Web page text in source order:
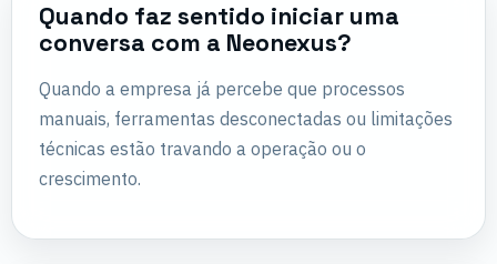
Quando faz sentido iniciar uma
conversa com a Neonexus?
Quando a empresa já percebe que processos
manuais, ferramentas desconectadas ou limitações
técnicas estão travando a operação ou o
crescimento.